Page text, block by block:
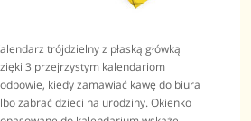
trójdzielny z płaską główką
3 przejrzystym kalendariom
kiedy zamawiać kawę do biura
zabrać dzieci na urodziny. Okienko